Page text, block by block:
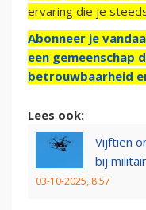
ervaring die je
Abonneer je
een gemeenschap
betrouwbaarheid
Lees ook:
Vijftien
bij
03-10-2025, 8:57